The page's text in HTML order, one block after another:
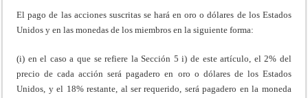
El pago de las acciones suscritas se hará en oro o dólares de los Estados
Unidos y en las monedas de los miembros en la siguiente forma:
(i) en el caso a que se refiere la Sección 5 i) de este artículo, el 2% del
precio de cada acción será pagadero en oro o dólares de los Estados
Unidos, y el 18% restante, al ser requerido, será pagadero en la moneda